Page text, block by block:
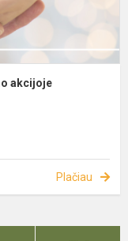
akcijoje
Plačiau